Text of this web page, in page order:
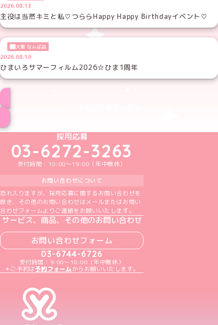
2026.08.13
主役は当然キミと私♡つららHappy Happy Birthdayイベント♡
大阪 なんば店
2026.08.10
ひまいろサマーフィルム2026☆ひま1周年
めいどりーみんTikTok公式アカウント
めいどりーみんX公式アカウント
めいどりーみんInstagram公式アカウント
めいどりーみんFacebook公式アカウン
めいどりーみんYouTube公式アカ
採用応募
03-6272-3263
受付時間：10:00～19:00（年中無休）
お問い合わせについて
恐れ入りますが、採用応募に関するお問い合わせを
除き、その他のお問い合わせはメールまたはお問い
合わせフォームよりご連絡をお願いいたします。
サービス、商品、その他のお問い合わせ
お問い合わせフォーム
03-6744-6726
受付時間：9:00～18:00（年中無休）
＊ご予約は予約フォームからお願いいたします。